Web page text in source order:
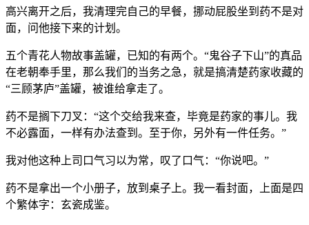
高兴离开之后，我清理完自己的早餐，挪动屁股坐到药不是对
面，问他接下来的计划。
五个青花人物故事盖罐，已知的有两个。“鬼谷子下山”的真品
在老朝奉手里，那么我们的当务之急，就是搞清楚药家收藏的
“三顾茅庐”盖罐，被谁给拿走了。
药不是搁下刀叉：“这个交给我来查，毕竟是药家的事儿。我
不必露面，一样有办法查到。至于你，另外有一件任务。”
我对他这种上司口气习以为常，叹了口气：“你说吧。”
药不是拿出一个小册子，放到桌子上。我一看封面，上面是四
个繁体字：玄瓷成鉴。